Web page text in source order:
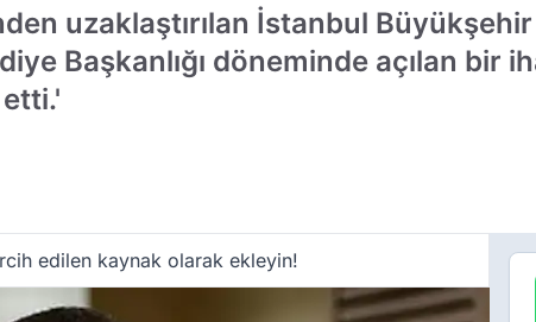
uzaklaştırılan İstanbul Büyükşehir
Başkanlığı döneminde açılan bir
etti.'
edilen kaynak olarak ekleyin!